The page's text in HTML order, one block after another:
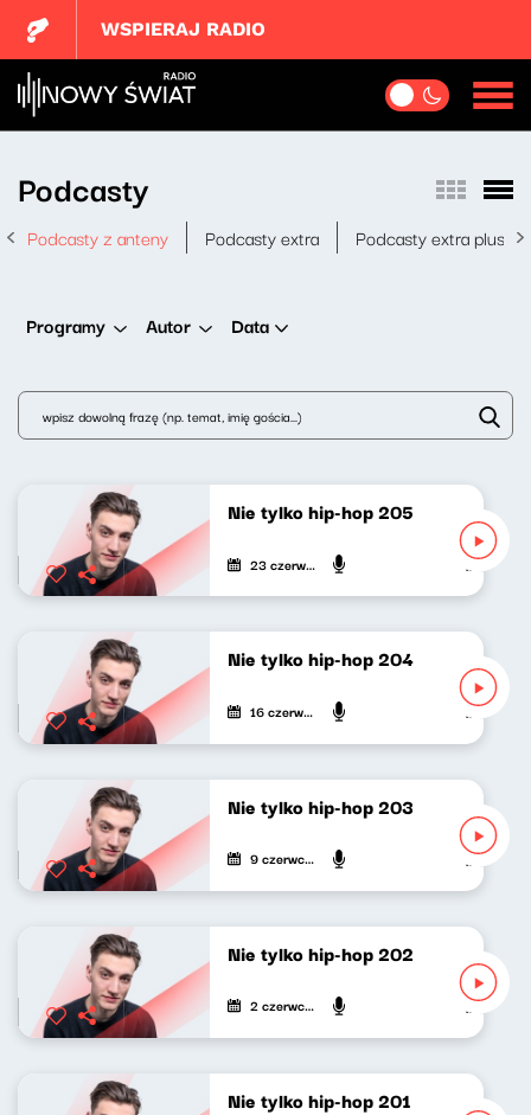
WSPIERAJ RADIO
Podcasty
Podcasty z anteny Podcasty extra Podcasty extra plus
Programy Autor Data
Nie tylko hip-hop 205
23 czerwca 2024 Mateusz
Nie tylko hip-hop 204
16 czerwca 2024 Mateusz
Nie tylko hip-hop 203
9 czerwca 2024 Mateusz
Nie tylko hip-hop 202
2 czerwca 2024 Mateusz
Nie tylko hip-hop 201